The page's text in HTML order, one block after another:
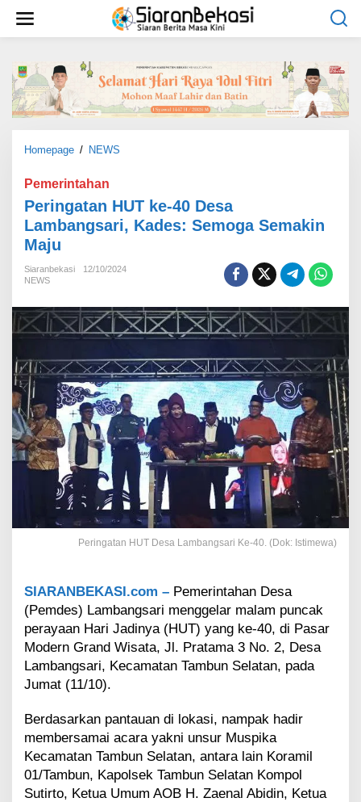
w
Homepage / NEWS
n
g
a
U
T
e
-
4
0
D
e
a
L
a
m
a
s
a
r
i
K
e
s
:
S
e
m
Pemerintahan
Peringatan HUT ke-40 Desa
Lambangsari, Kades: Semoga Semakin
Maju
Siaranbekasi
12/10/2024
NEWS
Peringatan HUT Desa Lambangsari Ke-40. (Dok: Istimewa)
SIARANBEKASI.com – Pemerintahan Desa
(Pemdes) Lambangsari menggelar malam puncak
perayaan Hari Jadinya (HUT) yang ke-40, di Pasar
Modern Grand Wisata, Jl. Pratama 3 No. 2, Desa
Lambangsari, Kecamatan Tambun Selatan, pada
Jumat (11/10).
Berdasarkan pantauan di lokasi, nampak hadir
membersamai acara yakni unsur Muspika
Kecamatan Tambun Selatan, antara lain Koramil
01/Tambun, Kapolsek Tambun Selatan Kompol
Sutirto, Ketua Umum AOB H. Zaenal Abidin, Ketua